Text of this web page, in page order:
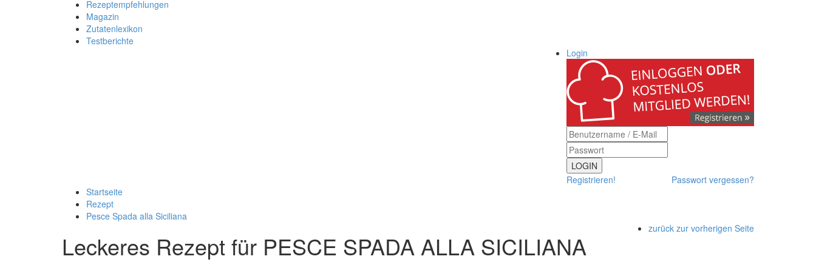
Rezeptempfehlungen
Magazin
Zutatenlexikon
Testberichte
Login
LOGIN
Registrieren!
Passwort vergessen?
Startseite
Rezept
Pesce Spada alla Siciliana
zurück zur vorherigen Seite
Leckeres Rezept für PESCE SPADA ALLA SICILIANA